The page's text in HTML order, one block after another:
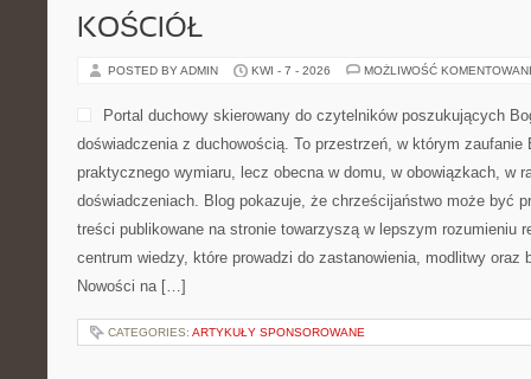
KOŚCIÓŁ
POSTED BY ADMIN KWI - 7 - 2026 MOŻLIWOŚĆ
Portal duchowy skierowany do czytelników poszukujących
doświadczenia z duchowością. To przestrzeń, w którym zaufanie
praktycznego wymiaru, lecz obecna w domu, w obowiązkach, w
doświadczeniach. Blog pokazuje, że chrześcijaństwo może być
treści publikowane na stronie towarzyszą w lepszym rozumieniu
centrum wiedzy, które prowadzi do zastanowienia, modlitwy oraz
Nowości na […]
CATEGORIES: ARTYKUŁY SPONSOROWANE